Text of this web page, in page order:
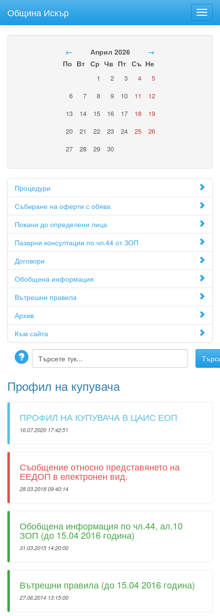
Община Искър
← Април 2026
→
По Вт Ср Чв Пт Съ Не
1 2 3 4
5
6
7 8 9 10 11
12
13
14 15 16 17 18
19
20
21 22 23 24 25
26
27
28 29 30
Процедури
Събиране на оферти с обява
Покани до определени лица
Пазарни консултации по чл.44 от ЗОП
Договори
Обобщена информация
Вътрешни правила
Архив
Към сайта
Профил на купувача
ПРОФИЛ НА КУПУВАЧА В ЦАИС ЕОП
16.07.2020 17:42:51
Съобщение относно представянето на
ЕЕДОП в електронен вид.
28.03.2018 09:40:14
Обобщена информация по чл.44, ал.10
ЗОП (до 15.04 2016 година)
31.03.2015 14:20:00
Вътрешни правила (до 15.04 2016 година)
27.06.2014 13:15:00